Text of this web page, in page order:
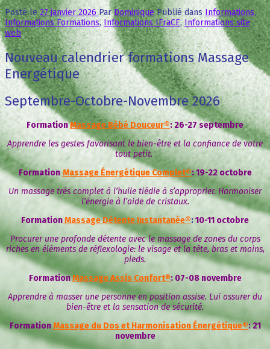
Posté le27 janvier 2026 ParDominique Publié dans Informations,
Informations Formations, Informations IFraCE,Informations site
web
Nouveau calendrier formations Massage
Energétique
Septembre-Octobre-Novembre 2026
FormationMassage Bébé Douceur®: 26-27 septembre
Apprendre les gestes favorisant le bien-être et la confiance de votre
tout petit.
Formation Massage Énergétique Complet®: 19-22 octobre
Un massage très complet à l’huile tiédie à s’approprier. Harmoniser
l’énergie à l’aide de cristaux.
FormationMassage Détente Instantanée®:10-11 octobre
Procurer une profonde détente avec le massage de zones du corps
riches en éléments de réflexologie: le visage et la tête, bras et mains,
pieds.
FormationMassage Assis Confort®: 07-08 novembre
Apprendre à masser une personne en position assise. Lui assurer du
bien-être et la sensation de sécurité.
Formation Massage du Dos et Harmonisation Énergétique®: 21
novembre